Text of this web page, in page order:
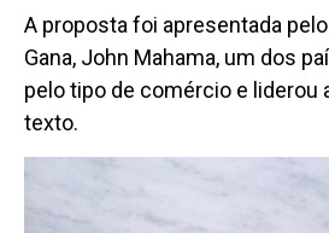
A proposta foi apresentada
Gana, John Mahama, um dos
pelo tipo de comércio e liderou
texto.